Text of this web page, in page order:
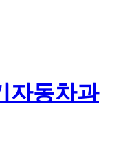
자동차과